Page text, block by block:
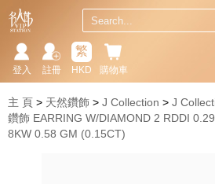
購物車
繁
HKD
註冊
登入
主 頁 天然鑽飾 J Collection
J
鑽飾 EARRING W/DIAMOND 2 RDDI
8KW 0.58 GM (0.15CT)